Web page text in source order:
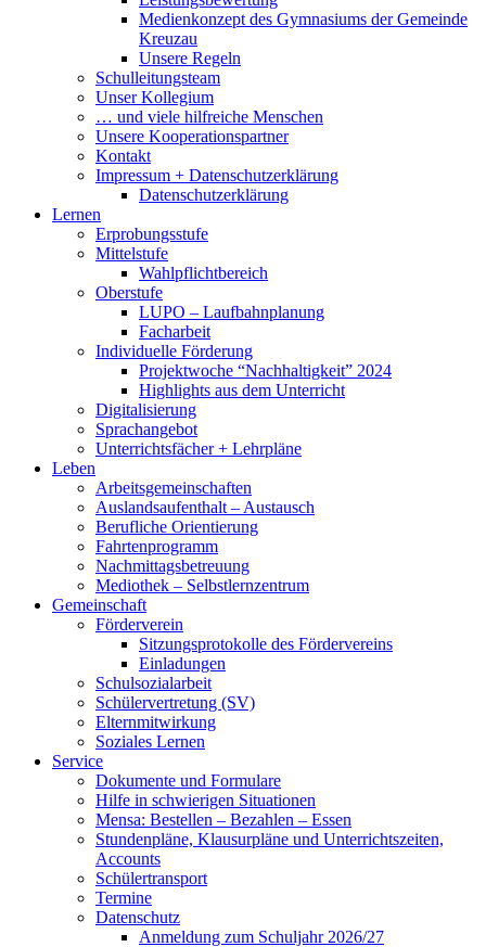
Medienkonzept des Gymnasiums der Gemeinde
Kreuzau
Unsere Regeln
Schulleitungsteam
Unser Kollegium
… und viele hilfreiche Menschen
Unsere Kooperationspartner
Kontakt
Impressum + Datenschutzerklärung
Datenschutzerklärung
Lernen
Erprobungsstufe
Mittelstufe
Wahlpflichtbereich
Oberstufe
LUPO – Laufbahnplanung
Facharbeit
Individuelle Förderung
Projektwoche “Nachhaltigkeit” 2024
Highlights aus dem Unterricht
Digitalisierung
Sprachangebot
Unterrichtsfächer + Lehrpläne
Leben
Arbeitsgemeinschaften
Auslandsaufenthalt – Austausch
Berufliche Orientierung
Fahrtenprogramm
Nachmittagsbetreuung
Mediothek – Selbstlernzentrum
Gemeinschaft
Förderverein
Sitzungsprotokolle des Fördervereins
Einladungen
Schulsozialarbeit
Schülervertretung (SV)
Elternmitwirkung
Soziales Lernen
Service
Dokumente und Formulare
Hilfe in schwierigen Situationen
Mensa: Bestellen – Bezahlen – Essen
Stundenpläne, Klausurpläne und Unterrichtszeiten,
Accounts
Schülertransport
Termine
Datenschutz
Anmeldung zum Schuljahr 2026/27